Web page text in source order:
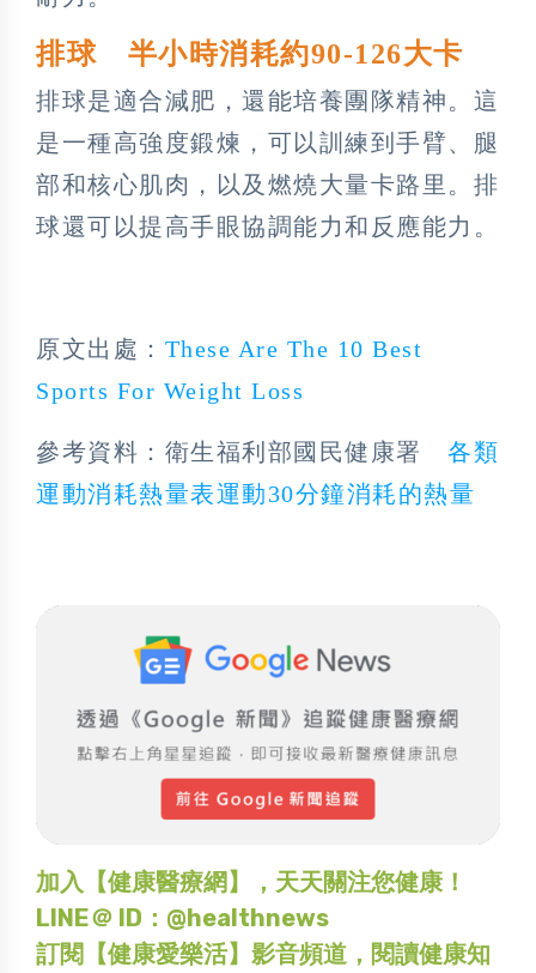
排球 半小時消耗約90-126大卡
排球是適合減肥，還能培養團隊精神。這
是一種高強度鍛煉，可以訓練到手臂、腿
部和核心肌肉，以及燃燒大量卡路里。排
球還可以提高手眼協調能力和反應能力。
原文出處： These Are The 10 Best
Sports For Weight Loss
參考資料：衛生福利部國民健康署 各類
運動消耗熱量表運動30分鐘消耗的熱量
加入【健康醫療網】，天天關注您健康！
LINE＠ ID：@healthnews
訂閱【健康愛樂活】影音頻道，閱讀健康知